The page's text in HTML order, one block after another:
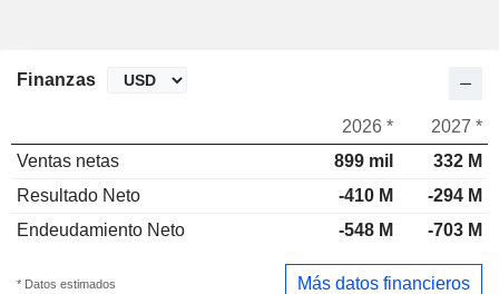
Finanzas
2026 *
2027 *
Ventas netas
899 mil
332 M
Resultado Neto
-410 M
-294 M
Endeudamiento Neto
-548 M -703 M
* Datos estimados Más datos financieros